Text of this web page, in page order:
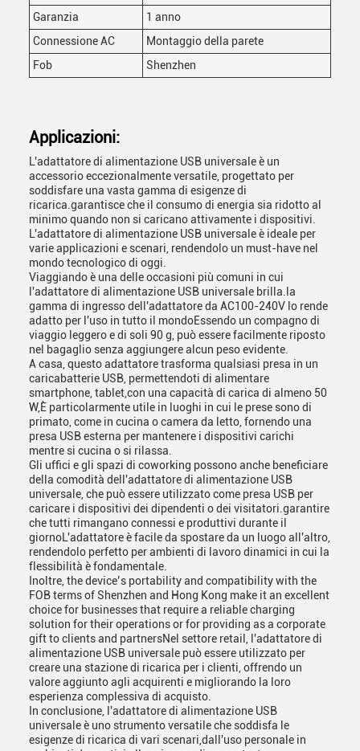
Garanzia
1 anno
Connessione AC
Montaggio della parete
Fob
Shenzhen
Applicazioni:
L'adattatore di alimentazione USB universale è un
accessorio eccezionalmente versatile, progettato per
soddisfare una vasta gamma di esigenze di
ricarica.garantisce che il consumo di energia sia ridotto al
minimo quando non si caricano attivamente i dispositivi.
L'adattatore di alimentazione USB universale è ideale per
varie applicazioni e scenari, rendendolo un must-have nel
mondo tecnologico di oggi.
Viaggiando è una delle occasioni più comuni in cui
l'adattatore di alimentazione USB universale brilla.la
gamma di ingresso dell'adattatore da AC100-240V lo rende
adatto per l'uso in tutto il mondoEssendo un compagno di
viaggio leggero e di soli 90 g, può essere facilmente riposto
nel bagaglio senza aggiungere alcun peso evidente.
A casa, questo adattatore trasforma qualsiasi presa in un
caricabatterie USB, permettendoti di alimentare
smartphone, tablet,con una capacità di carica di almeno 50
W,È particolarmente utile in luoghi in cui le prese sono di
primato, come in cucina o camera da letto, fornendo una
presa USB esterna per mantenere i dispositivi carichi
mentre si cucina o si rilassa.
Gli uffici e gli spazi di coworking possono anche beneficiare
della comodità dell'adattatore di alimentazione USB
universale, che può essere utilizzato come presa USB per
caricare i dispositivi dei dipendenti o dei visitatori.garantire
che tutti rimangano connessi e produttivi durante il
giornoL'adattatore è facile da spostare da un luogo all'altro,
rendendolo perfetto per ambienti di lavoro dinamici in cui la
flessibilità è fondamentale.
Inoltre, the device’s portability and compatibility with the
FOB terms of Shenzhen and Hong Kong make it an excellent
choice for businesses that require a reliable charging
solution for their operations or for providing as a corporate
gift to clients and partnersNel settore retail, l'adattatore di
alimentazione USB universale può essere utilizzato per
creare una stazione di ricarica per i clienti, offrendo un
valore aggiunto agli acquirenti e migliorando la loro
esperienza complessiva di acquisto.
In conclusione, l'adattatore di alimentazione USB
universale è uno strumento versatile che soddisfa le
esigenze di ricarica di vari scenari,dall'uso personale in